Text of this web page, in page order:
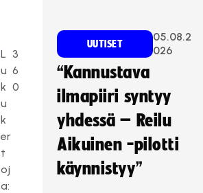
L
u
k
u
k
er
t
oj
a:
3
6
0
UUTISET
05.08.2
026
“Kannustava
ilmapiiri syntyy
yhdessä – Reilu
Aikuinen -pilotti
käynnistyy”